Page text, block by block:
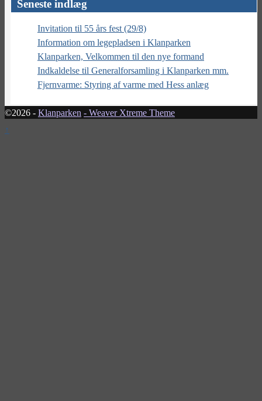
Seneste indlæg
Invitation til 55 års fest (29/8)
Information om legepladsen i Klanparken
Klanparken, Velkommen til den nye formand
Indkaldelse til Generalforsamling i Klanparken mm.
Fjernvarme: Styring af varme med Hess anlæg
©2026 - Klanparken - Weaver Xtreme Theme
↑